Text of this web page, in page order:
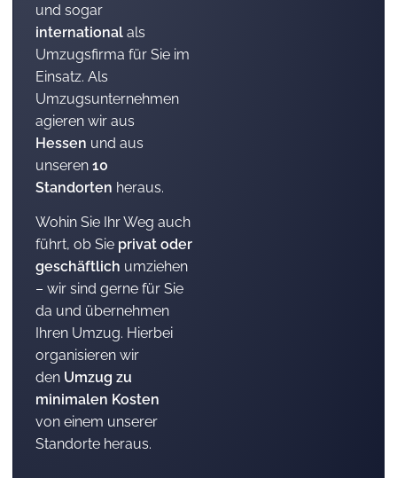
und sogar
international als
Umzugsfirma für Sie im
Einsatz. Als
Umzugsunternehmen
agieren wir aus
Hessen und aus
unseren 10
Standorten heraus.
Wohin Sie Ihr Weg auch
führt, ob Sie privat oder
geschäftlich umziehen
– wir sind gerne für Sie
da und übernehmen
Ihren Umzug. Hierbei
organisieren wir
den Umzug zu
minimalen Kosten
von einem unserer
Standorte heraus.